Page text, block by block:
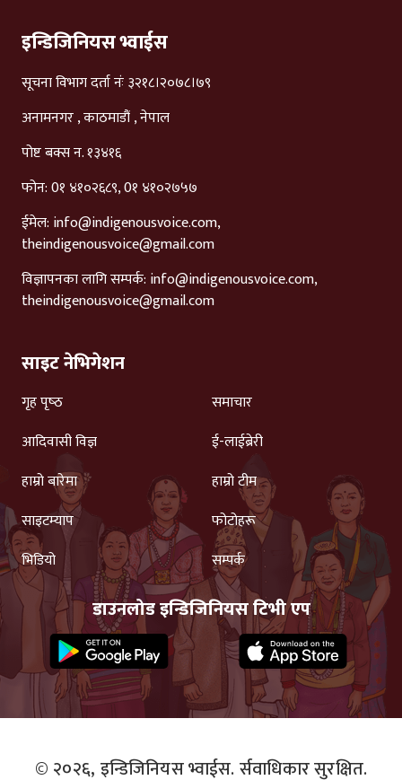
इन्डिजिनियस भ्वाईस
सूचना विभाग दर्ता नंः ३२१८।२०७८।७९
अनामनगर , काठमाडौं , नेपाल
पोष्ट बक्स न. १३४१६
फोन: 0१ ४१०२६८९, 0१ ४१०२७५७
ईमेल: info@indigenousvoice.com,
theindigenousvoice@gmail.com
विज्ञापनका लागि सम्पर्क: info@indigenousvoice.com,
theindigenousvoice@gmail.com
साइट नेभिगेशन
गृह पृष्‍ठ
समाचार
आदिवासी विज्ञ
ई-लाईब्रेरी
हाम्रो बारेमा
हाम्रो टीम
साइटम्याप
फोटोहरू
भिडियो
सम्पर्क
डाउनलोड इन्डिजिनियस टिभी एप
© २०२६, इन्डिजिनियस भ्वाईस. र्सवाधिकार सुरक्षित.